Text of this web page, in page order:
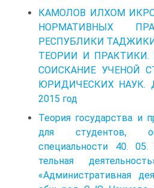
КАМОЛОВ ИЛХОМ
НОРМАТИВНЫХ
РЕСПУБЛИКИ
ТЕОРИИ И ПРАКТИКИ.
СОИСКАНИЕ УЧЕНОЙ
ЮРИДИЧЕСКИХ НАУК.
2015 год
Теория государства и
для студентов,
специальности 40.
тельная
«Административная